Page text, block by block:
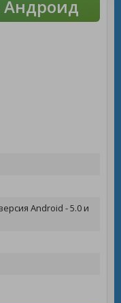
Андроид
Android - 5.0 и